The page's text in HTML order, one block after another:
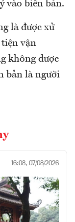
vào biên bản.
là được xử
vận
không được
bản là người
16:08, 07/08/2026